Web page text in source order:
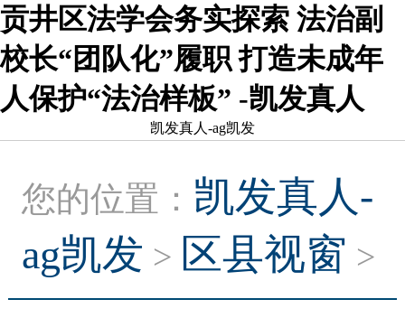
贡井区法学会务实探索 法治副
校长“团队化”履职 打造未成年
人保护“法治样板” -凯发真人
凯发真人-ag凯发
您的位置： 凯发真人-
ag凯发 > 区县视窗 >